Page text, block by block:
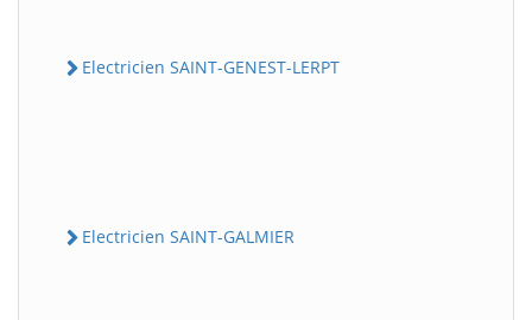
Electricien SAINT-GENEST-LERPT
Electricien SAINT-GALMIER